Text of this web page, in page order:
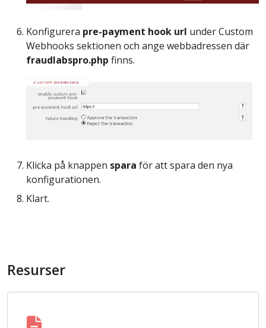
Konfigurera pre-payment hook url under Custom
Webhooks sektionen och ange webbadressen där
fraudlabspro.php finns.
Klicka på knappen spara för att spara den nya
konfigurationen.
Klart.
Resurser